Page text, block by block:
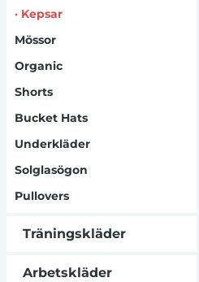
· Kepsar
Mössor
Organic
Shorts
Bucket Hats
Underkläder
Solglasögon
Pullovers
Träningskläder
Arbetskläder